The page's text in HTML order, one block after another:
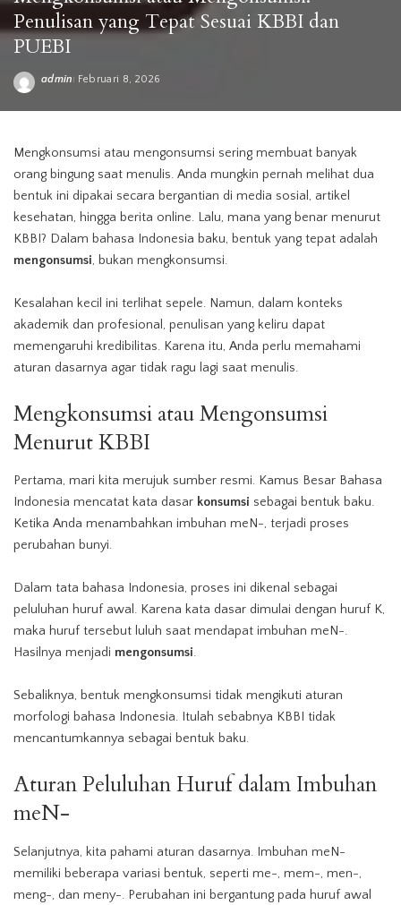
Penulisan yang Tepat Sesuai KBBI dan
PUEBI
admin Februari 8, 2026
Mengkonsumsi atau mengonsumsi sering membuat banyak
orang bingung saat menulis. Anda mungkin pernah melihat dua
bentuk ini dipakai secara bergantian di media sosial, artikel
kesehatan, hingga berita online. Lalu, mana yang benar menurut
KBBI? Dalam bahasa Indonesia baku, bentuk yang tepat adalah
mengonsumsi, bukan mengkonsumsi.
Kesalahan kecil ini terlihat sepele. Namun, dalam konteks
akademik dan profesional, penulisan yang keliru dapat
memengaruhi kredibilitas. Karena itu, Anda perlu memahami
aturan dasarnya agar tidak ragu lagi saat menulis.
Mengkonsumsi atau Mengonsumsi
Menurut KBBI
Pertama, mari kita merujuk sumber resmi. Kamus Besar Bahasa
Indonesia mencatat kata dasar konsumsi sebagai bentuk baku.
Ketika Anda menambahkan imbuhan meN-, terjadi proses
perubahan bunyi.
Dalam tata bahasa Indonesia, proses ini dikenal sebagai
peluluhan huruf awal. Karena kata dasar dimulai dengan huruf K,
maka huruf tersebut luluh saat mendapat imbuhan meN-.
Hasilnya menjadi mengonsumsi.
Sebaliknya, bentuk mengkonsumsi tidak mengikuti aturan
morfologi bahasa Indonesia. Itulah sebabnya KBBI tidak
mencantumkannya sebagai bentuk baku.
Aturan Peluluhan Huruf dalam Imbuhan
meN-
Selanjutnya, kita pahami aturan dasarnya. Imbuhan meN-
memiliki beberapa variasi bentuk, seperti me-, mem-, men-,
meng-, dan meny-. Perubahan ini bergantung pada huruf awal